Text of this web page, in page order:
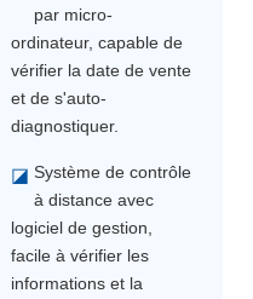
par micro-
ordinateur, capable de
vérifier la date de vente
et de s'auto-
diagnostiquer.
◪Système de contrôle
à distance avec
logiciel de gestion,
facile à vérifier les
informations et la